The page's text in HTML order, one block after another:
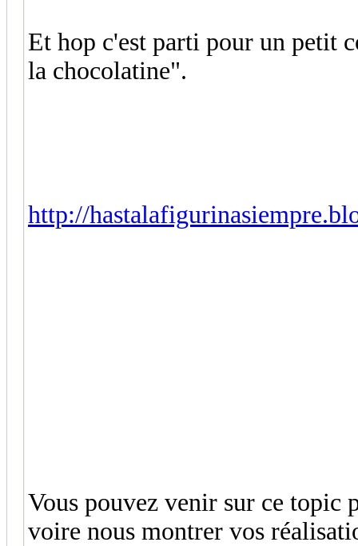
Et hop c'est parti pour un petit
la chocolatine".
http://
Vous pouvez venir sur ce topic
voire nous montrer vos